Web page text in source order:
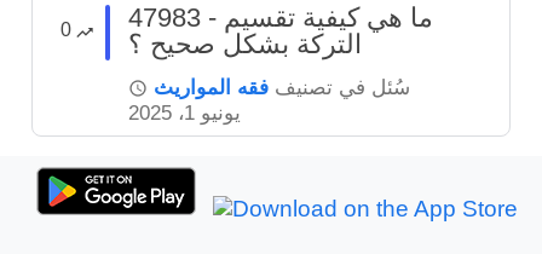
0
47983 - ما هي كيفية تقسيم
التركة بشكل صحيح ؟
سُئل في تصنيف فقه المواريث
يونيو 1، 2025